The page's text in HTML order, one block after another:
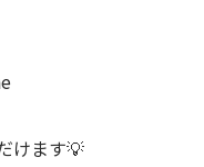
けます💡